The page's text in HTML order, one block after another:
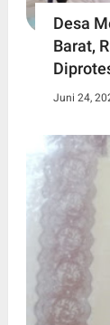
Desa
Barat,
Juni 24,